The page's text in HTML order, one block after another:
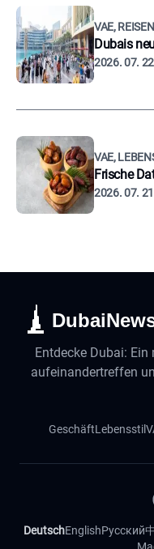
VAE,
Dubais
2026. 07. 22
VAE,
Frische
2026. 07. 21
Entdecke Dubai: Ein
aufeinandertreffen
GeschäftLebensstil
DeutschEnglishРусский